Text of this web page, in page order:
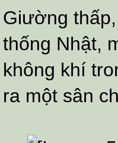
Giường
thống Nhật,
không khí
ra một sân